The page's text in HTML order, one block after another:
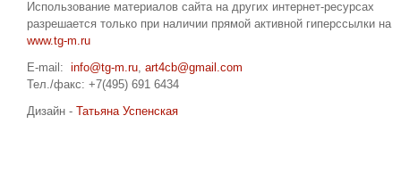
Использование материалов сайта на других интернет-ресурсах
разрешается только при наличии прямой активной гиперссылки на
www.tg-m.ru
E-mail: info@tg-m.ru, art4cb@gmail.com
Тел./факс: +7(495) 691 6434
Дизайн - Татьяна Успенская